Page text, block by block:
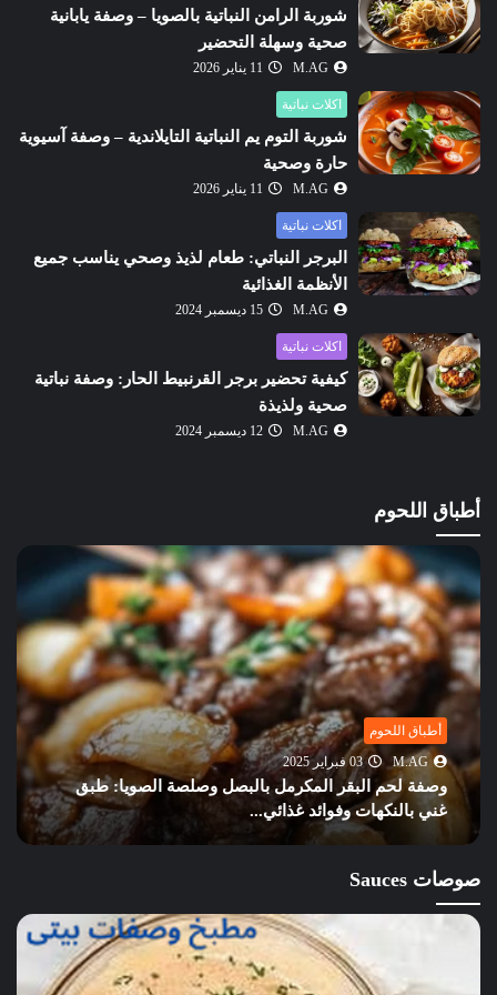
شوربة الرامن النباتية بالصويا – وصفة يابانية
صحية وسهلة التحضير
M.AG 11 يناير 2026
اكلات نباتية
شوربة التوم يم النباتية التايلاندية – وصفة آسيوية
حارة وصحية
M.AG 11 يناير 2026
اكلات نباتية
البرجر النباتي: طعام لذيذ وصحي يناسب جميع
الأنظمة الغذائية
M.AG 15 ديسمبر 2024
اكلات نباتية
كيفية تحضير برجر القرنبيط الحار: وصفة نباتية
صحية ولذيذة
M.AG 12 ديسمبر 2024
أطباق اللحوم
أطباق اللحوم
M.AG
03 فبراير 2025
وصفة لحم البقر المكرمل بالبصل وصلصة الصويا: طبق
غني بالنكهات وفوائد غذائي...
صوصات Sauces